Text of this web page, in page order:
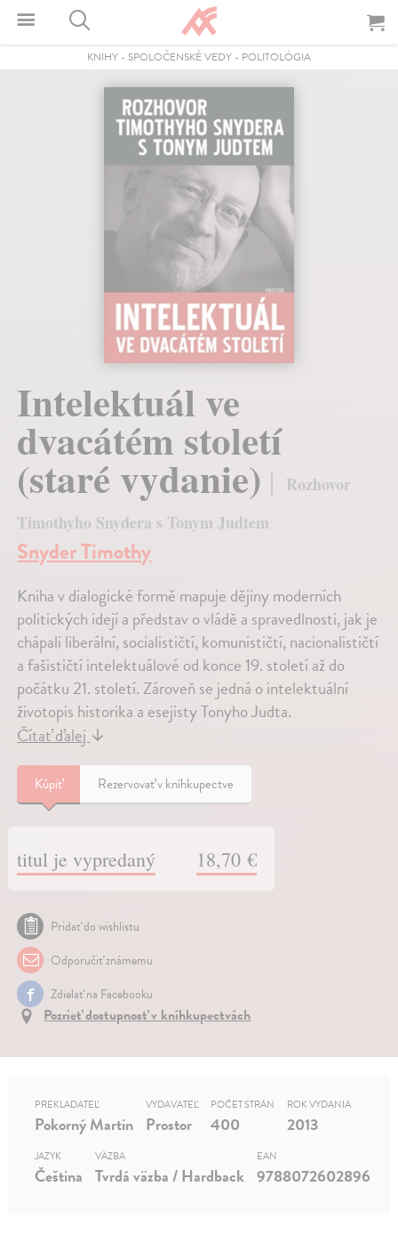
KNIHY - SPOLOČENSKÉ VEDY - POLITOLÓGIA
Intelektuál ve
dvacátém století
(staré vydanie)
Rozhovor
Timothyho Snydera s Tonym Judtem
Snyder Timothy
Kniha v dialogické formě mapuje dějiny moderních
politických idejí a představ o vládě a spravedlnosti, jak je
chápali liberální, socialističtí, komunističtí, nacionalističtí
a fašističtí intelektuálové od konce 19. století až do
počátku 21. století. Zároveň se jedná o intelektuální
životopis historika a esejisty Tonyho Judta.
Čítať ďalej↓
Kúpiť Rezervovať v kníhkupectve
titul je vypredaný 18,70 €
Pridať do wishlistu
Odporučiť známemu
Zdielať na Facebooku
Pozrieť dostupnosť v kníhkupectvách
PREKLADATEĽ
Pokorný Martin
VYDAVATEĽ
Prostor
POČET STRÁN
400
ROK VYDANIA
2013
JAZYK
Čeština
VÄZBA
Tvrdá väzba / Hardback
EAN
9788072602896